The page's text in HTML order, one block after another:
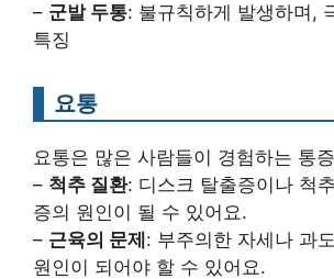
– 군발 두통: 불규칙하게 발생하며,
특징
요통
요통은 많은 사람들이 경험하는 통
– 척추 질환: 디스크 탈출증이나 척
증의 원인이 될 수 있어요.
– 근육의 문제 : 부주의한 자세나 과
원인이 되어야 할 수 있어요.